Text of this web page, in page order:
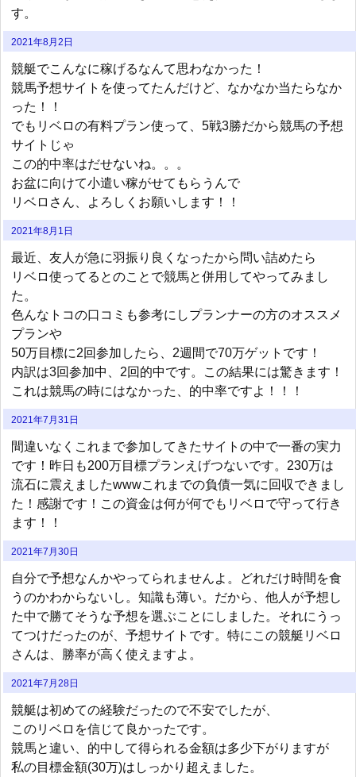
す。
2021年8月2日
競艇でこんなに稼げるなんて思わなかった！
競馬予想サイトを使ってたんだけど、なかなか当たらなか
った！！
でもリベロの有料プラン使って、5戦3勝だから競馬の予想
サイトじゃ
この的中率はだせないね。。。
お盆に向けて小遣い稼がせてもらうんで
リベロさん、よろしくお願いします！！
2021年8月1日
最近、友人が急に羽振り良くなったから問い詰めたら
リベロ使ってるとのことで競馬と併用してやってみまし
た。
色んなトコの口コミも参考にしプランナーの方のオススメ
プランや
50万目標に2回参加したら、2週間で70万ゲットです！
内訳は3回参加中、2回的中です。この結果には驚きます！
これは競馬の時にはなかった、的中率ですよ！！！
2021年7月31日
間違いなくこれまで参加してきたサイトの中で一番の実力
です！昨日も200万目標プランえげつないです。230万は
流石に震えましたwwwこれまでの負債一気に回収できまし
た！感謝です！この資金は何が何でもリベロで守って行き
ます！！
2021年7月30日
自分で予想なんかやってられませんよ。どれだけ時間を食
うのかわからないし。知識も薄い。だから、他人が予想し
た中で勝てそうな予想を選ぶことにしました。それにうっ
てつけだったのが、予想サイトです。特にこの競艇リベロ
さんは、勝率が高く使えますよ。
2021年7月28日
競艇は初めての経験だったので不安でしたが、
このリベロを信じて良かったです。
競馬と違い、的中して得られる金額は多少下がりますが
私の目標金額(30万)はしっかり超えました。